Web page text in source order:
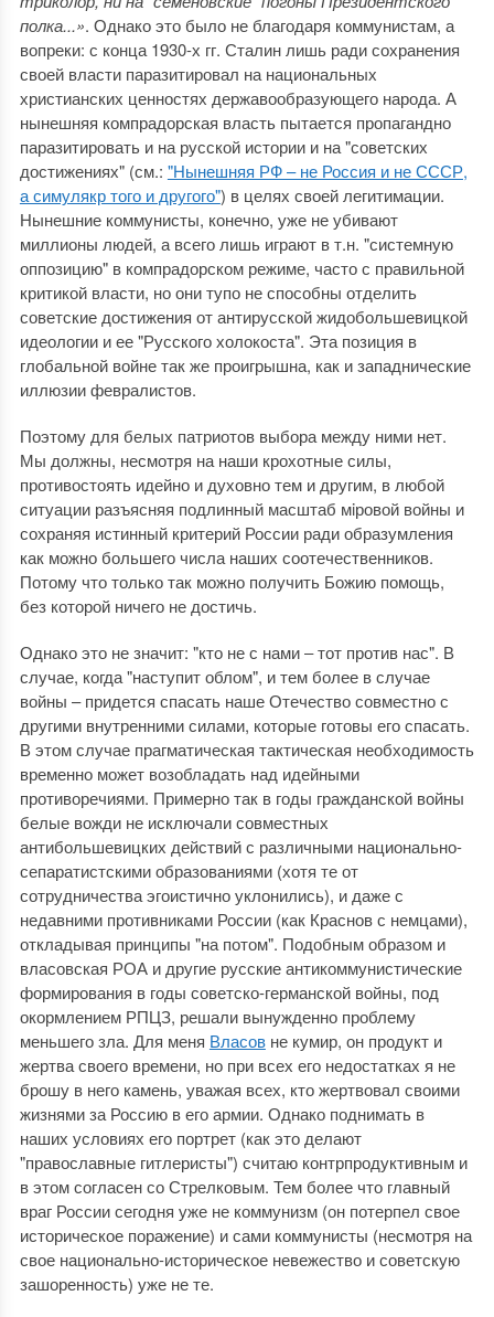
полка...». Однако это было не благодаря коммунистам, а
вопреки: с конца 1930-х гг. Сталин лишь ради сохранения
своей власти паразитировал на национальных
христианских ценностях державообразующего народа. А
нынешняя компрадорская власть пытается пропагандно
паразитировать и на русской истории и на "советских
достижениях" (см.: "Нынешняя РФ – не Россия и не СССР,
а симулякр того и другого") в целях своей легитимации.
Нынешние коммунисты, конечно, уже не убивают
миллионы людей, а всего лишь играют в т.н. "системную
оппозицию" в компрадорском режиме, часто с правильной
критикой власти, но они тупо не способны отделить
советские достижения от антирусской жидобольшевицкой
идеологии и ее "Русского холокоста". Эта позиция в
глобальной войне так же проигрышна, как и западнические
иллюзии февралистов.
Поэтому для белых патриотов выбора между ними нет.
Мы должны, несмотря на наши крохотные силы,
противостоять идейно и духовно тем и другим, в любой
ситуации разъясняя подлинный масштаб мiровой войны и
сохраняя истинный критерий России ради образумления
как можно большего числа наших соотечественников.
Потому что только так можно получить Божию помощь,
без которой ничего не достичь.
Однако это не значит: "кто не с нами ‒ тот против нас". В
случае, когда "наступит облом", и тем более в случае
войны – придется спасать наше Отечество совместно с
другими внутренними силами, которые готовы его спасать.
В этом случае прагматическая тактическая необходимость
временно может возобладать над идейными
противоречиями. Примерно так в годы гражданской войны
белые вожди не исключали совместных
антибольшевицких действий с различными национально-
сепаратистскими образованиями (хотя те от
сотрудничества эгоистично уклонились), и даже с
недавними противниками России (как Краснов с немцами),
откладывая принципы "на потом". Подобным образом и
власовская РОА и другие русские антикоммунистические
формирования в годы советско-германской войны, под
окормлением РПЦЗ, решали вынужденно проблему
меньшего зла. Для меня Власовне кумир, он продукт и
жертва своего времени, но при всех его недостатках я не
брошу в него камень, уважая всех, кто жертвовал своими
жизнями за Россию в его армии. Однако поднимать в
наших условиях его портрет (как это делают
"православные гитлеристы") считаю контрпродуктивным и
в этом согласен со Стрелковым. Тем более что главный
враг России сегодня уже не коммунизм (он потерпел свое
историческое поражение) и сами коммунисты (несмотря на
свое национально-историческое невежество и советскую
зашоренность) уже не те.